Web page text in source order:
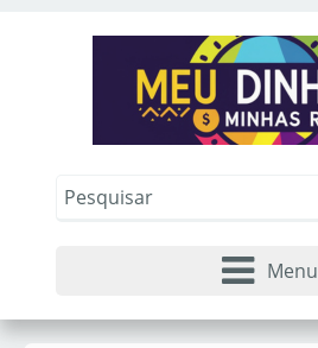
Menu